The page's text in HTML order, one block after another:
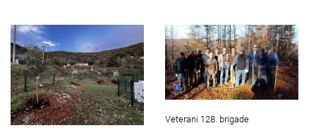
Veterani 128. brigade